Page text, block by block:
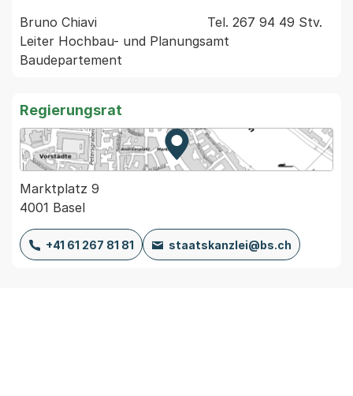
Bruno Chiavi                            Tel. 267 94 49 Stv.
Leiter Hochbau- und Planungsamt
Regierungsrat
Zur Karte von MapBS.
Externer Link, wird in einem
Marktplatz 9
4001 Basel
+41 61 267 81 81 staatskanzlei@bs.ch